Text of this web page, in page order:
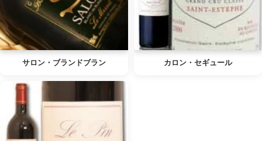
サロン・ブランドブラン カロン・セギュール